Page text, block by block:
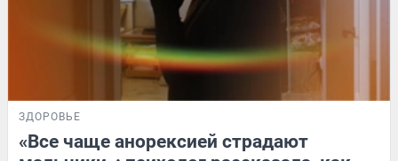
ЗДОРОВЬЕ
«Все чаще анорексией страдают